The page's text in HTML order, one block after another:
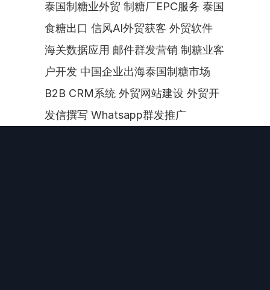
泰国制糖业外贸 制糖厂EPC服务 泰国
食糖出口 信风AI外贸获客 外贸软件
海关数据应用 邮件群发营销 制糖业客
户开发 中国企业出海泰国制糖市场
B2B CRM系统 外贸网站建设 外贸开
发信撰写 Whatsapp群发推广